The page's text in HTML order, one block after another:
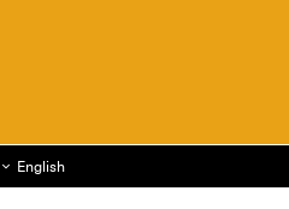
قائمة اللغات
English